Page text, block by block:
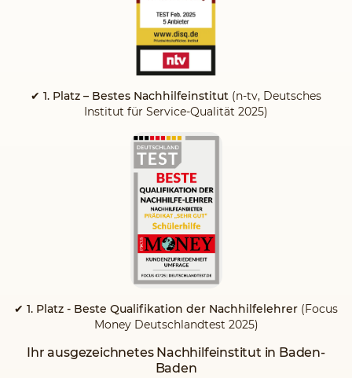
✔ 1. Platz – Bestes Nachhilfeinstitut (n-tv, Deutsches
Institut für Service-Qualität 2025)
✔ 1. Platz - Beste Qualifikation der Nachhilfelehrer (Focus
Money Deutschlandtest 2025)
Ihr ausgezeichnetes Nachhilfeinstitut in Baden-
Baden